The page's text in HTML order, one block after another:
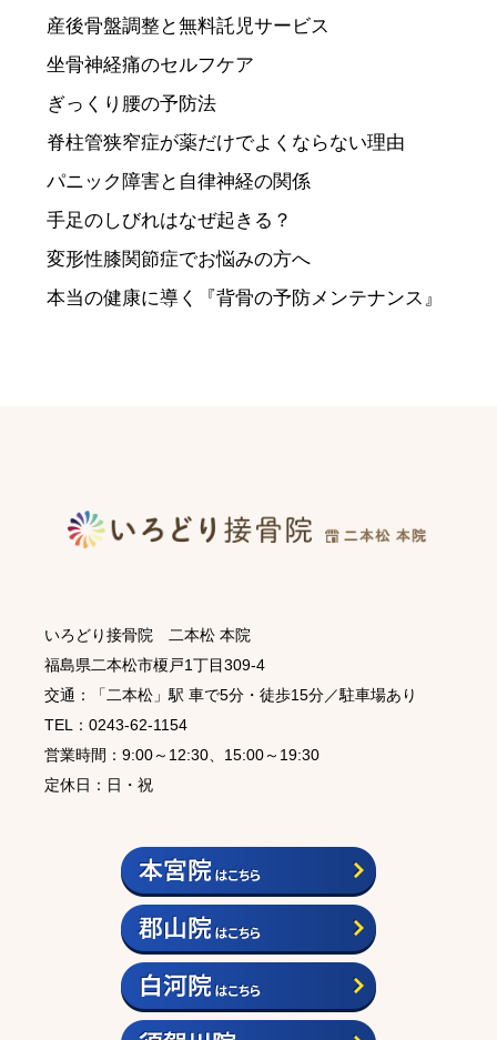
産後骨盤調整と無料託児サービス
坐骨神経痛のセルフケア
ぎっくり腰の予防法
脊柱管狭窄症が薬だけでよくならない理由
パニック障害と自律神経の関係
手足のしびれはなぜ起きる？
変形性膝関節症でお悩みの方へ
本当の健康に導く『背骨の予防メンテナンス』
いろどり接骨院 二本松 本院
福島県二本松市榎戸1丁目309-4
交通：「二本松」駅 車で5分・徒歩15分／駐車場あり
TEL：0243-62-1154
営業時間：9:00～12:30、15:00～19:30
定休日：日・祝